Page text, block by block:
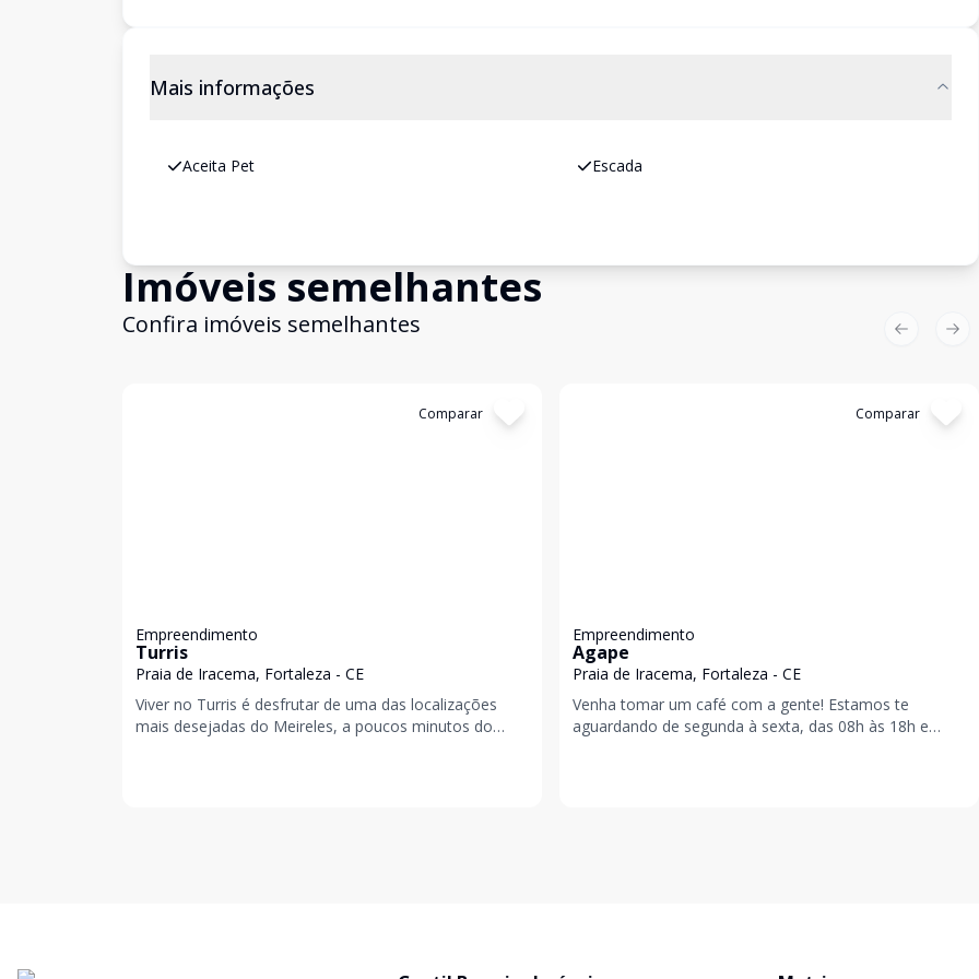
Mais informações
Aceita Pet Escada
Imóveis semelhantes
Confira imóveis semelhantes
Comparar
Empreendimento
Turris
Praia de Iracema, Fortaleza - CE
Viver no Turris é desfrutar de uma das localizações
mais desejadas do Meireles, a poucos minutos do
Comparar
Empreendimento
Agape
Praia de Iracema, Fortaleza - CE
Venha tomar um café com a gente! Estamos te
aguardando de segunda à sexta, das 08h às 18h e
Previous